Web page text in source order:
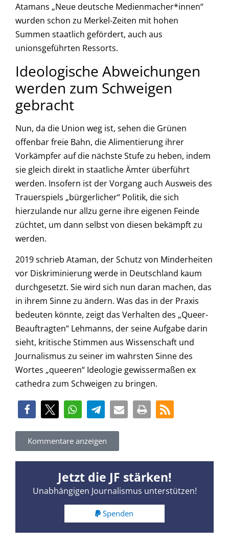
Atamans „Neue deutsche Medienmacher*innen“
wurden schon zu Merkel-Zeiten mit hohen
Summen staatlich gefördert, auch aus
unionsgeführten Ressorts.
Ideologische Abweichungen
werden zum Schweigen
gebracht
Nun, da die Union weg ist, sehen die Grünen
offenbar freie Bahn, die Alimentierung ihrer
Vorkämpfer auf die nächste Stufe zu heben, indem
sie gleich direkt in staatliche Ämter überführt
werden. Insofern ist der Vorgang auch Ausweis des
Trauerspiels „bürgerlicher“ Politik, die sich
hierzulande nur allzu gerne ihre eigenen Feinde
züchtet, um dann selbst von diesen bekämpft zu
werden.
2019 schrieb Ataman, der Schutz von Minderheiten
vor Diskriminierung werde in Deutschland kaum
durchgesetzt. Sie wird sich nun daran machen, das
in ihrem Sinne zu ändern. Was das in der Praxis
bedeuten könnte, zeigt das Verhalten des „Queer-
Beauftragten“ Lehmanns, der seine Aufgabe darin
sieht, kritische Stimmen aus Wissenschaft und
Journalismus zu seiner im wahrsten Sinne des
Wortes „queeren“ Ideologie gewissermaßen ex
cathedra zum Schweigen zu bringen.
Kommentare anzeigen
Jetzt die JF stärken!
Unabhängigen Journalismus unterstützen!
Spenden